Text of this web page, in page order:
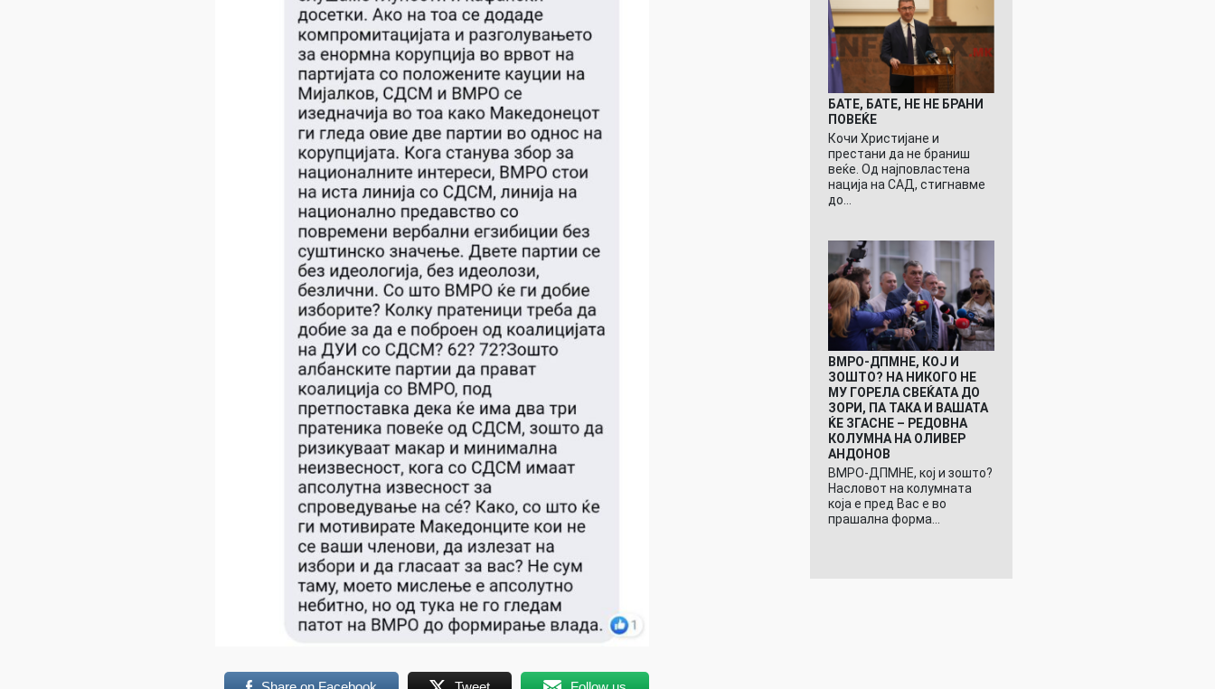
БАТЕ, БАТЕ, НЕ НЕ БРАНИ
ПОВЕЌЕ
Кочи Христијане и
престани да не браниш
веќе. Од најповластена
нација на САД, стигнавме
до…
ВМРО-ДПМНЕ, КОЈ И
ЗОШТО? НА НИКОГО НЕ
МУ ГОРЕЛА СВЕЌАТА ДО
ЗОРИ, ПА ТАКА И ВАШАТА
ЌЕ ЗГАСНЕ – РЕДОВНА
КОЛУМНА НА ОЛИВЕР
АНДОНОВ
ВМРО-ДПМНЕ, кој и зошто?
Насловот на колумната
која е пред Вас е во
прашална форма…